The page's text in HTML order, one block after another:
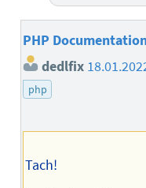
PHP
dedlfix
php
Tach!